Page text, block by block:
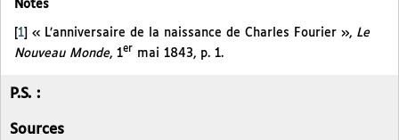
Notes
1 « L’anniversaire de la naissance de Charles Fourier », Le
Nouveau Monde, 1er mai 1843, p. 1.
P.S. :
Sources